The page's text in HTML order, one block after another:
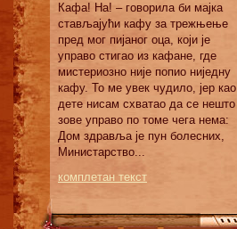
Кафа! На! – говорила би мајка
стављајући кафу за трежњење
пред мог пијаног оца, који је
управо стигао из кафане, где
мистериозно није попио ниједну
кафу. То ме увек чудило, јер као
дете нисам схватао да се нешто
зове управо по томе чега нема:
Дом здравља је пун болесних,
Министарство...
комплетан текст